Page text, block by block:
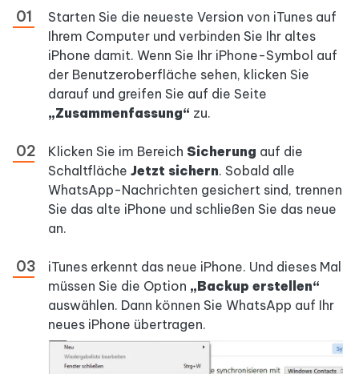
Starten Sie die neueste Version von iTunes auf
Ihrem Computer und verbinden Sie Ihr altes
iPhone damit. Wenn Sie Ihr iPhone-Symbol auf
der Benutzeroberfläche sehen, klicken Sie
darauf und greifen Sie auf die Seite
„Zusammenfassung“ zu.
Klicken Sie im Bereich Sicherung auf die
Schaltfläche Jetzt sichern. Sobald alle
WhatsApp-Nachrichten gesichert sind, trennen
Sie das alte iPhone und schließen Sie das neue
an.
iTunes erkennt das neue iPhone. Und dieses Mal
müssen Sie die Option „Backup erstellen“
auswählen. Dann können Sie WhatsApp auf Ihr
neues iPhone übertragen.